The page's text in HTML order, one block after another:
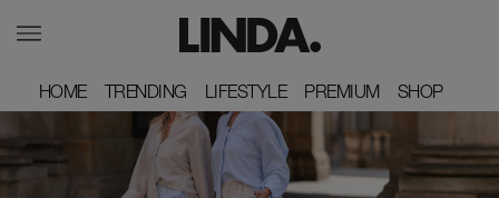
HOME
HOME TRENDING
TRENDING LIFESTYLE
LIFESTYLE PREMIUM
PREMIUM SHOP
SHOP